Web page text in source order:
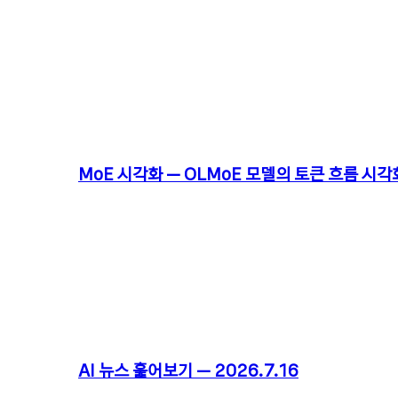
MoE 시각화 – OLMoE 모델의 토큰 흐름 시각
AI 뉴스 훑어보기 – 2026.7.16